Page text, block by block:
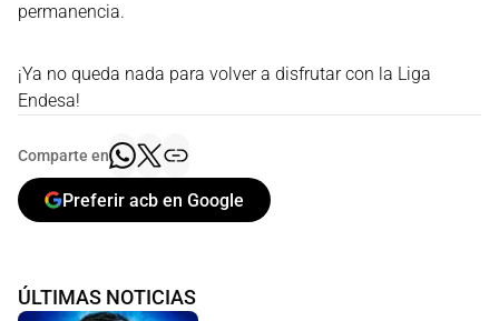
permanencia.
¡Ya no queda nada para volver a disfrutar con la Liga
Endesa!
Comparte en
Preferir acb en Google
ÚLTIMAS NOTICIAS